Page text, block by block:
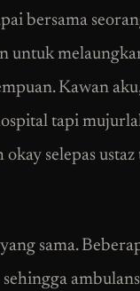
bersama
untuk
Kawan
tapi
selepas
sama.